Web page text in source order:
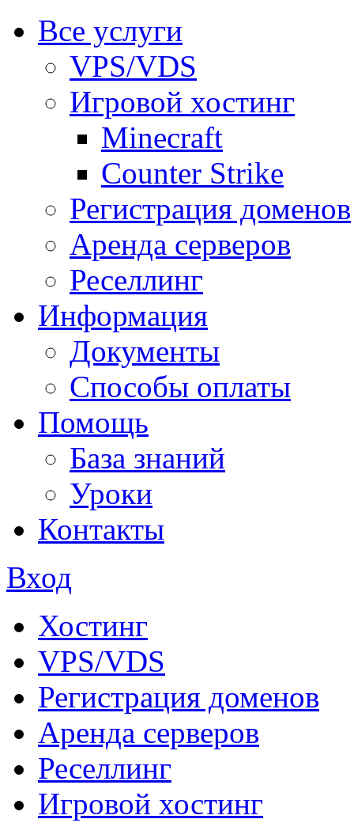
Все услуги
VPS/VDS
Игровой хостинг
Minecraft
Counter Strike
Регистрация доменов
Аренда серверов
Реселлинг
Информация
Документы
Способы оплаты
Помощь
База знаний
Уроки
Контакты
Вход
Хостинг
VPS/VDS
Регистрация доменов
Аренда серверов
Реселлинг
Игровой хостинг